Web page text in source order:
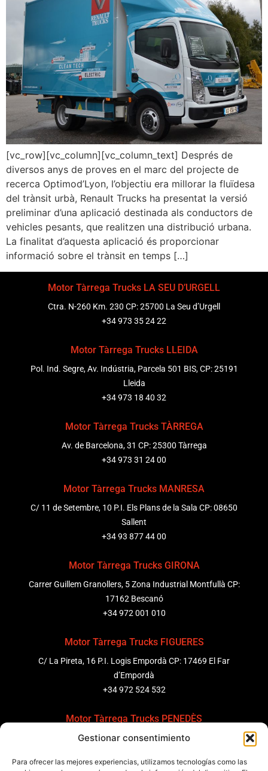
Gestionar consentimiento
Para ofrecer las mejores experiencias, utilizamos tecnologías como las
[vc_row][vc_column][vc_column_text] Després de
diversos anys de proves en el marc del projecte de
recerca Optimod’Lyon, l’objectiu era millorar la fluïdesa
del trànsit urbà, Renault Trucks ha presentat la versió
preliminar d’una aplicació destinada als conductors de
vehicles pesants, que realitzen una distribució urbana.
La finalitat d’aquesta aplicació és proporcionar
informació sobre el trànsit en temps […]
Motor Tàrrega Trucks LA SEU D’URGELL
Ctra. N-260 Km. 230 CP: 25700 La Seu d’Urgell
+34 973 35 24 22
Motor Tàrrega Trucks LLEIDA
Pol. Ind. Segre, Av. Indústria, Parcela 501 BIS, CP: 25191
Lleida
+34 973 18 40 32
Motor Tàrrega Trucks TÀRREGA
Av. de Barcelona, 31 CP: 25300 Tàrrega
+34 973 31 24 00
Motor Tàrrega Trucks MANRESA
C/ 11 de Setembre, 10 P.I. Els Plans de la Sala CP: 08650
Sallent
+34 93 877 44 00
Motor Tàrrega Trucks GIRONA
Carrer Guillem Granollers, 5 Zona Industrial Montfullà CP:
17162 Bescanó
+34 972 001 010
Motor Tàrrega Trucks FIGUERES
C/ La Pireta, 16 P.I. Logis Empordà CP: 17469 El Far
d’Empordà
+34 972 524 532
Motor Tàrrega Trucks PENEDÈS
C/ Ponent 8, Pol. Ind. Sant Pere Molanta, CP: 08799
+34 931 69 11 91